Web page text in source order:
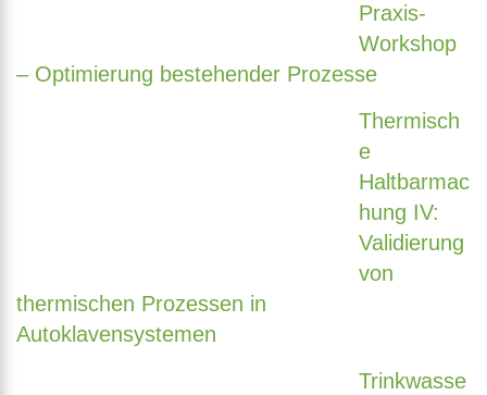
Praxis-
Workshop
– Optimierung bestehender Prozesse
Thermisch
e
Haltbarmac
hung IV:
Validierung
von
thermischen Prozessen in
Autoklavensystemen
Trinkwasse